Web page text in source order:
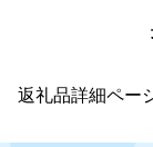
返礼品詳細ペー